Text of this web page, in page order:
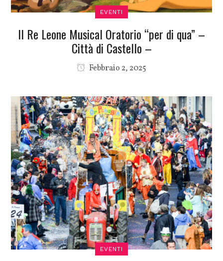
EVENTI
Il Re Leone Musical Oratorio “per di qua” –
Città di Castello –
Febbraio 2, 2025
EVENTI